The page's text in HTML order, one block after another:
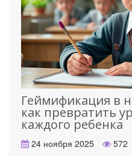
Геймификация в
как превратить
каждого ребенка
24 ноября 2025 572